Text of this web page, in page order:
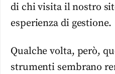
di chi visita il nostro
esperienza di gestione.
Qualche volta, però,
strumenti sembrano